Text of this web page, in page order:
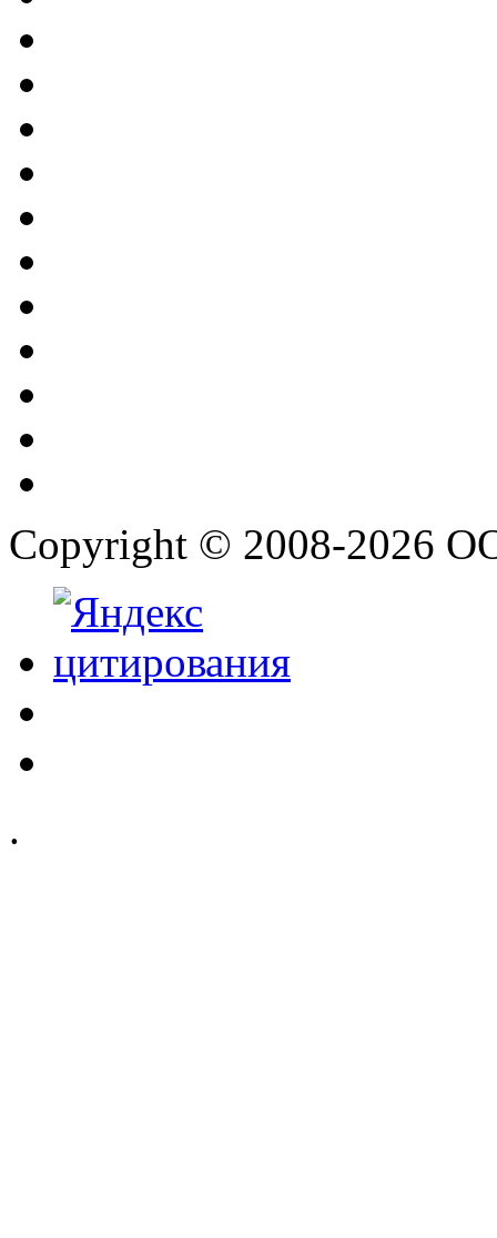
Copyright © 2008-2026
.